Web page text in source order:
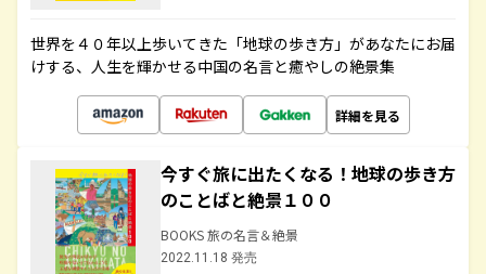
世界を４０年以上歩いてきた「地球の歩き方」があなたにお届
けする、人生を輝かせる中国の名言と癒やしの絶景集
詳細を見る
今すぐ旅に出たくなる！地球の歩き方
のことばと絶景１００
BOOKS 旅の名言＆絶景
2022.11.18 発売